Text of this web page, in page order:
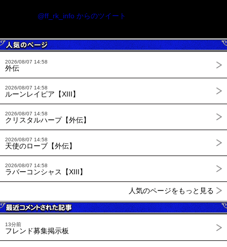
@ff_rk_info からのツイート
2026/08/07 14:58
外伝
2026/08/07 14:58
ルーンレイピア【XIII】
2026/08/07 14:58
クリスタルハープ【外伝】
2026/08/07 14:58
天使のローブ【外伝】
2026/08/07 14:58
ラバーコンシャス【XIII】
人気のページをもっと見る
13分前
フレンド募集掲示板